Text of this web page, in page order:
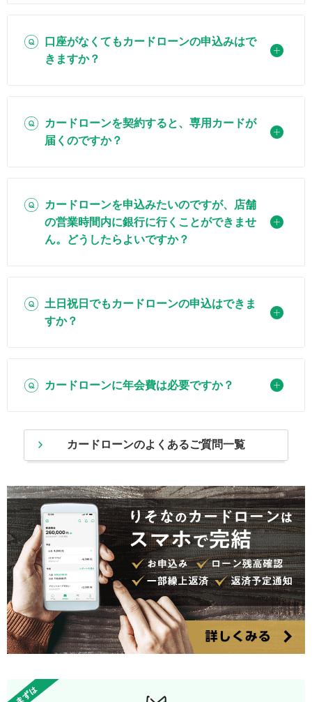
口座がなくてもカードローンの申込みはで
きますか？
カードローンを契約すると、専用カードが
届くのですか？
カードローンを申込みたいのですが、店舗
の営業時間内に銀行に行くことができませ
ん。どうしたらよいですか？
土日祝日でもカードローンの申込はできま
すか？
カードローンに年会費は必要ですか？
カードローンのよくあるご質問一覧